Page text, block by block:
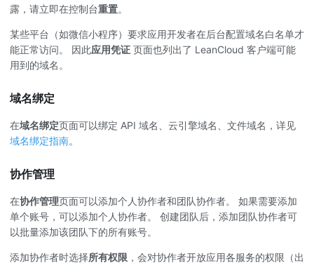
露，请立即在控制台重置。
某些平台（如微信小程序）要求应用开发者在后台配置域名白名单才
能正常访问。 因此应用凭证 页面也列出了 LeanCloud 客户端可能
用到的域名。
域名绑定
在域名绑定页面可以绑定 API 域名、云引擎域名、文件域名，详见
域名绑定指南。
协作管理
在协作管理页面可以添加个人协作者和团队协作者。 如果需要添加
单个账号，可以添加个人协作者。 创建团队后，添加团队协作者可
以批量添加该团队下的所有账号。
添加协作者时选择所有权限 ，会对协作者开放应用各服务的权限（出